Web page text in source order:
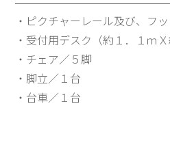
・ピクチャーレール及び、フ
・受付用デスク（約１．１ｍ
・チェア／５脚
・脚立／１台
・台車／１台